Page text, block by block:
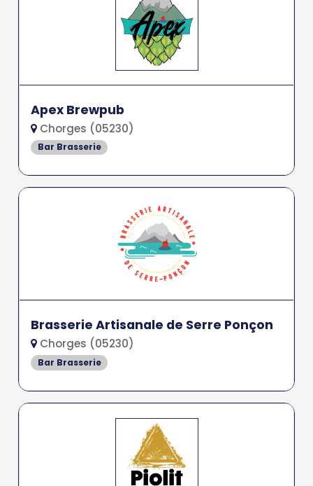
Apex Brewpub
Chorges (05230)
Bar Brasserie
Brasserie Artisanale de Serre Ponçon
Chorges (05230)
Bar Brasserie